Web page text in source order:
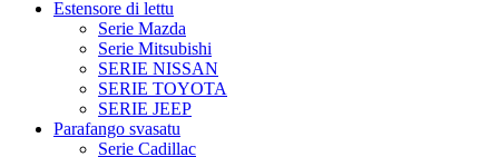
Estensore di lettu
Serie Mazda
Serie Mitsubishi
SERIE NISSAN
SERIE TOYOTA
SERIE JEEP
Parafango svasatu
Serie Cadillac